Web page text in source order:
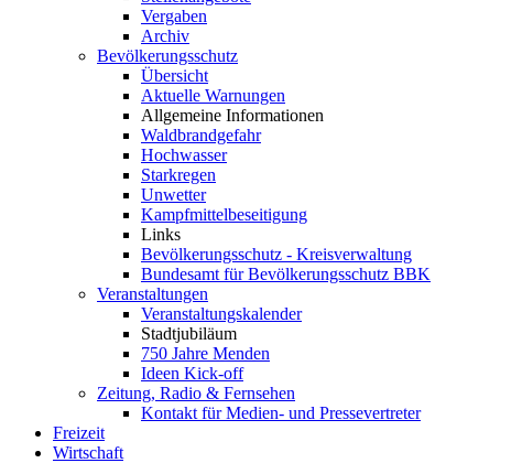
Vergaben
Archiv
Bevölkerungsschutz
Übersicht
Aktuelle Warnungen
Allgemeine Informationen
Waldbrandgefahr
Hochwasser
Starkregen
Unwetter
Kampfmittelbeseitigung
Links
Bevölkerungsschutz - Kreisverwaltung
Bundesamt für Bevölkerungsschutz BBK
Veranstaltungen
Veranstaltungskalender
Stadtjubiläum
750 Jahre Menden
Ideen Kick-off
Zeitung, Radio & Fernsehen
Kontakt für Medien- und Pressevertreter
Freizeit
Wirtschaft